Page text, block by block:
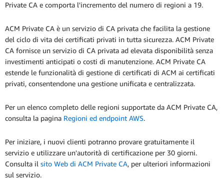
Private CA e comporta l'incremento del numero di regioni a 19.
ACM Private CA è un servizio di CA privata che facilita la gestione
del ciclo di vita dei certificati privati in tutta sicurezza. ACM Private
CA fornisce un servizio di CA privata ad elevata disponibilità senza
investimenti anticipati o costi di manutenzione. ACM Private CA
estende le funzionalità di gestione di certificati di ACM ai certificati
privati, consentendone una gestione unificata e centralizzata.
Per un elenco completo delle regioni supportate da ACM Private CA,
consulta la pagina Regioni ed endpoint AWS.
Per iniziare, i nuovi clienti potranno provare gratuitamente il
servizio e utilizzare un'autorità di certificazione per 30 giorni.
Consulta il sito Web di ACM Private CA, per ulteriori informazioni
sul servizio.